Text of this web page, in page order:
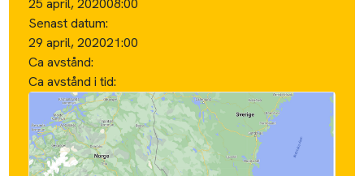
Senast datum:
29 april, 202021:00
Ca avstånd:
Ca avstånd i tid: